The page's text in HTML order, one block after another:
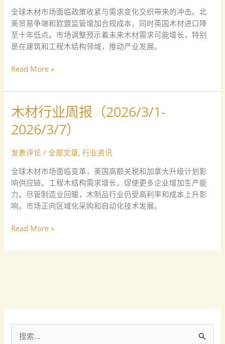
全球木材市场面临政策收紧与需求变化交织带来的冲击。北
美贸易争端和欧盟监管增加合规成本，同时英国木材进口降
至十年低点。市场调整预示着未来木材需求可能增长，特别
是在建筑和工程木结构领域，推动产业发展。
报
（2026/3/8-
2026/3/14）
Read More »
木材行业周报（2026/3/1-
2026/3/7）
发表评论 /全部文章,行业资讯
全球木材市场面临变革，美国高额关税和加拿大升级计划影
响供应链。工程木结构需求增长，促使更多企业增加生产能
力。尽管制造业回暖，木制品行业仍受高利率和成本上升影
响。市场正向区域化采购和自动化技术发展。
木
材
行
周
报
（2026/3/1-
2026/3/7）
Read More »